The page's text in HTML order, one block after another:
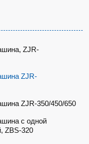
ZJR-
ZJR-
ZJR-350/450/650
с одной
ZBS-320